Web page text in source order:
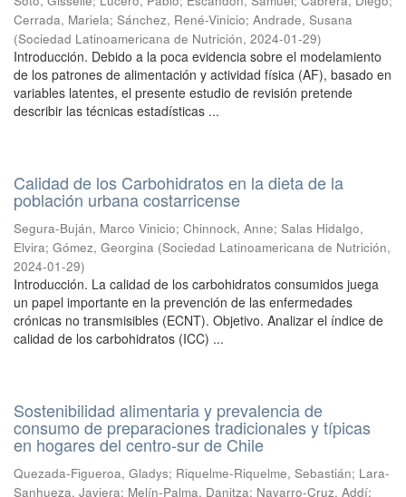
Cerrada, Mariela; Sánchez, René-Vinicio; Andrade, Susana
(Sociedad Latinoamericana de Nutrición, 2024-01-29)
Introducción. Debido a la poca evidencia sobre el modelamiento
de los patrones de alimentación y actividad física (AF), basado en
variables latentes, el presente estudio de revisión pretende
describir las técnicas estadísticas ...
Calidad de los Carbohidratos en la dieta de la
población urbana costarricense
Segura-Buján, Marco Vinicio; Chinnock, Anne; Salas Hidalgo,
Elvira; Gómez, Georgina (Sociedad Latinoamericana de Nutrición,
2024-01-29)
Introducción. La calidad de los carbohidratos consumidos juega
un papel importante en la prevención de las enfermedades
crónicas no transmisibles (ECNT). Objetivo. Analizar el índice de
calidad de los carbohidratos (ICC) ...
Sostenibilidad alimentaria y prevalencia de
consumo de preparaciones tradicionales y típicas
en hogares del centro-sur de Chile
Quezada-Figueroa, Gladys; Riquelme-Riquelme, Sebastián; Lara-
Sanhueza, Javiera; Melín-Palma, Danitza; Navarro-Cruz, Addí;